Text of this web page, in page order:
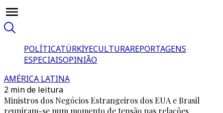
POLÍTICATÜRKİYECULTURAREPORTAGENS
ESPECIAISOPINIÃO
AMÉRICA LATINA
2 min de leitura
Ministros dos Negócios Estrangeiros dos EUA e Brasil
reuniram-se num momento de tensão nas relações